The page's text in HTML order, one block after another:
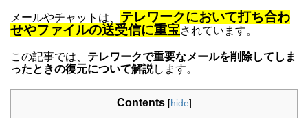
メールやチャットは、 テレワークにおいて打ち合わ
せやファイルの送受信に重宝されています。
この記事では、 テレワークで重要なメールを削除してしま
ったときの復元について解説します。
Contents [hide]